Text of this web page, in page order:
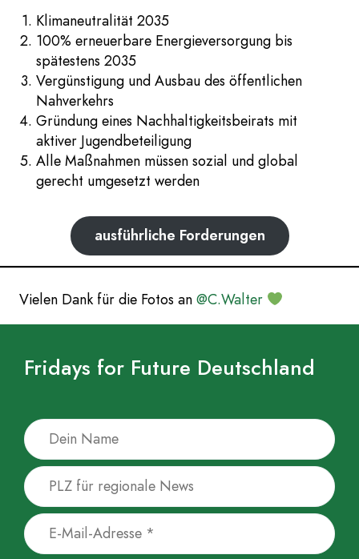
Klimagerechtigkeit. Dafür planen wir Aktionen, zum
Beispiel Demos, Kreidebilder oder
Podiumsdiskussionen. Und: wir brauchen dich! Melde
dich gern, wenn du mal vorbeischauen willst.
Klimaneutralität 2035
100% erneuerbare Energieversorgung bis
spätestens 2035
Vergünstigung und Ausbau des öffentlichen
Nahverkehrs
Gründung eines Nachhaltigkeitsbeirats mit
aktiver Jugendbeteiligung
Alle Maßnahmen müssen sozial und global
gerecht umgesetzt werden
ausführliche Forderungen
Vielen Dank für die Fotos an@C.Walter
Fridays for Future Deutschland